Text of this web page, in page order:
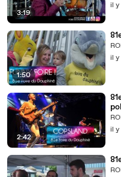
3:19
il y
1:50
il y
2:42
il y